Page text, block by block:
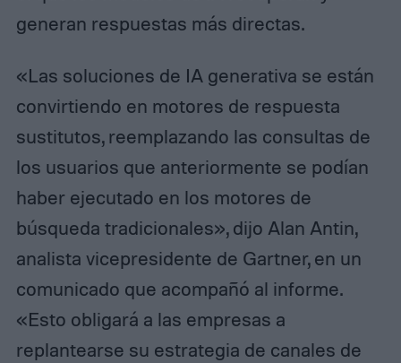
generan respuestas más directas.
«Las soluciones de IA generativa se están
convirtiendo en motores de respuesta
sustitutos, reemplazando las consultas de
los usuarios que anteriormente se podían
haber ejecutado en los motores de
búsqueda tradicionales», dijo Alan Antin,
analista vicepresidente de Gartner, en un
comunicado que acompañó al informe.
«Esto obligará a las empresas a
replantearse su estrategia de canales de